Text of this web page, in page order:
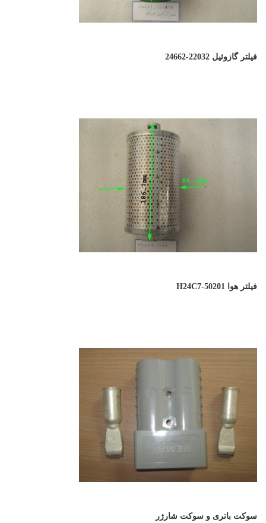
فیلتر گازوئیل 22032-24662
فیلتر هوا H24C7-50201
سوکت باتری و سوکت شارژر